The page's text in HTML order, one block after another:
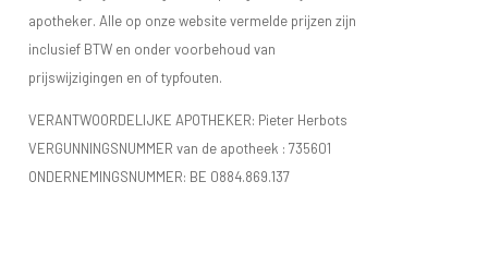
apotheker. Alle op onze website vermelde prijzen zijn
inclusief BTW en onder voorbehoud van
prijswijzigingen en of typfouten.
VERANTWOORDELIJKE APOTHEKER: Pieter Herbots
VERGUNNINGSNUMMER van de apotheek : 735601
ONDERNEMINGSNUMMER: BE 0884.869.137